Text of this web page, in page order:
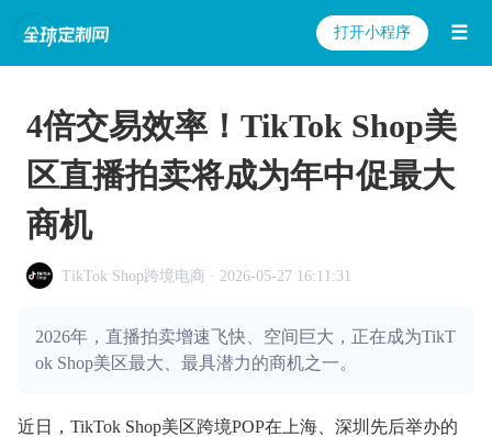
打开小程序 ☰
4倍交易效率！TikTok Shop美
区直播拍卖将成为年中促最大
商机
TikTok Shop跨境电商 · 2026-05-27 16:11:31
2026年，直播拍卖增速飞快、空间巨大，正在成为TikT
ok Shop美区最大、最具潜力的商机之一。
近日，TikTok Shop美区跨境POP在上海、深圳先后举办的